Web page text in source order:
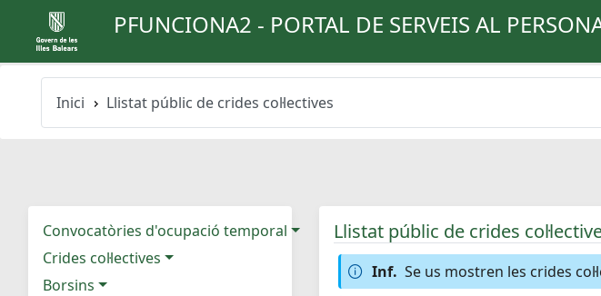
PFUNCIONA2 - PORTAL DE SERVEIS AL
Inici Llistat públic de crides col·lectives
Convocatòries d'ocupació temporal
Crides col·lectives
Borsins
Llistat públic de crides
Inf. Se us mostren les crides